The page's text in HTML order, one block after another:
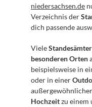
niedersachsen.de
Verzeichnis der
dich passende
Viele Standesämter
besonderen Orten
beispielsweise in
oder in einer
Hochzeit zu einem